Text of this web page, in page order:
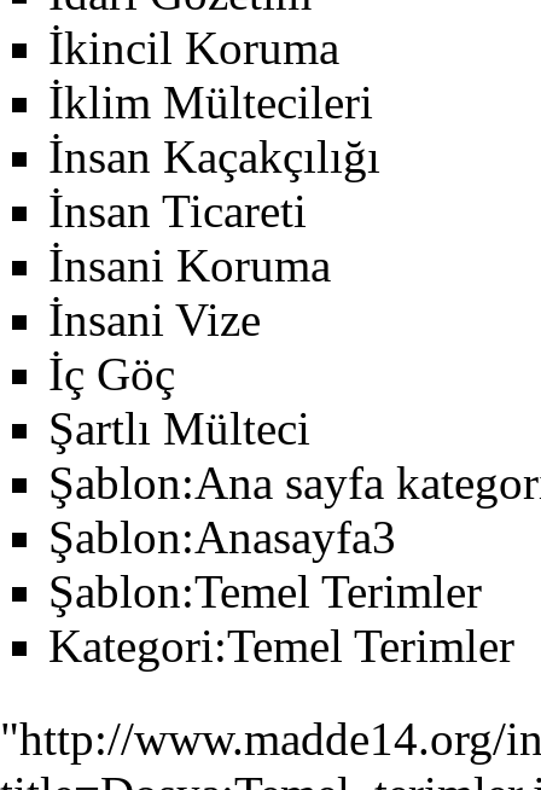
İkincil Koruma
İklim Mültecileri
İnsan Kaçakçılığı
İnsan Ticareti
İnsani Koruma
İnsani Vize
İç Göç
Şartlı Mülteci
Şablon:Ana sayfa
Şablon:Anasayfa3
Şablon:Temel Terimler
Kategori:Temel Terimler
"http://www.madde14.org/